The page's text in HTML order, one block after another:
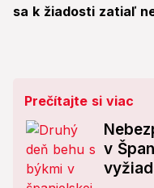
sa k žiadosti zatiaľ
Prečítajte si viac
v